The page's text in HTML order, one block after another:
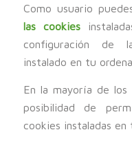
Como usuario
las cookies
configuración de
instalado en tu
En la mayoría de
posibilidad de
cookies instaladas en